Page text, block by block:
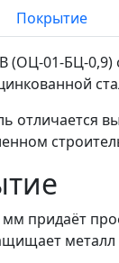
Покрытие
(ОЦ-01-БЦ-
отличается
придаёт
металл